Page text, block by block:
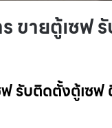
ขายตู้เซ
ฟ รับติดตั้งตู้เซ